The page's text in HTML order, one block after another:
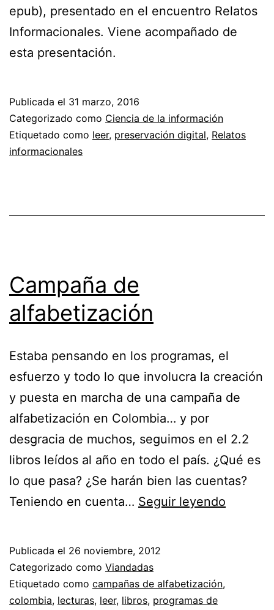
epub), presentado en el encuentro Relatos
Informacionales. Viene acompañado de
esta presentación.
Publicada el 31 marzo, 2016
Categorizado como Ciencia de la información
Etiquetado como leer, preservación digital, Relatos
informacionales
Campaña de
alfabetización
Estaba pensando en los programas, el
esfuerzo y todo lo que involucra la creación
y puesta en marcha de una campaña de
alfabetización en Colombia… y por
desgracia de muchos, seguimos en el 2.2
libros leídos al año en todo el país. ¿Qué es
lo que pasa? ¿Se harán bien las cuentas?
Teniendo en cuenta… Seguir leyendo
Publicada el 26 noviembre, 2012
Categorizado como Viandadas
Etiquetado como campañas de alfabetización,
colombia, lecturas, leer, libros, programas de